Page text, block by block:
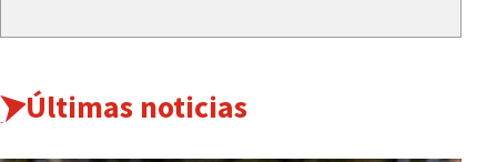
Últimas noticias